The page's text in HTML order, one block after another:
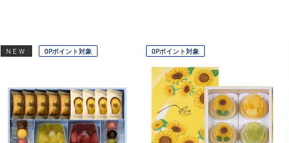
NEW OPポイント対象 OPポイント対象